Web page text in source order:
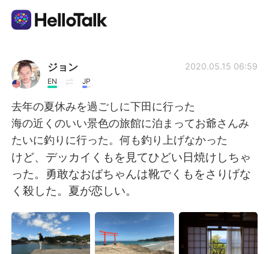
Sprachaustausch-App
AI Grammar Checker
Deutsch
English 简体中文
繁體中文 Español
العربية Français
ジョン
EN JP
2020.05.15 06:59
去年の夏休みを過ごしに下田に行った
海の近くのいい景色の旅館に泊まってお爺さんみ
たいに釣りに行った。何も釣り上げなかった
けど、デッカイくもを見てひどい日焼けしちゃ
った。勇敢なおばちゃんは靴でくもをさりげな
く殺した。夏が恋しい。